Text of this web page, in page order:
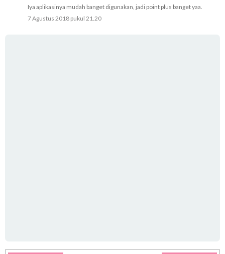
Iya aplikasinya mudah banget digunakan, jadi point plus banget yaa.
7 Agustus 2018 pukul 21.20